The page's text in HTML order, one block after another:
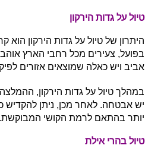
טיול על גדות הירקון
היתרון של טיול על גדות הירקון הוא
בפועל, צעירים מכל רחבי הארץ
אביב ויש כאלה שמוצאים אזורים
במהלך טיול על גדות הירקון,
יש אבטחה. לאחר מכן, ניתן להקדיש
יותר בהתאם לרמת הקושי המבוקשת.
טיול בהרי אילת